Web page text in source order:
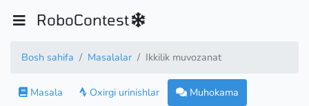
RoboContest
Bosh sahifa Masalalar Ikkilik muvozanat
Masala Oxirgi urinishlar
Muhokama